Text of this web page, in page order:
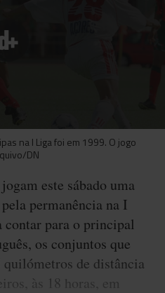
na I Liga foi em 1999. O jogo
DN
este sábado uma
permanência na I
contar para o principal
os conjuntos que
quilómetros de distância
às 18 horas, em